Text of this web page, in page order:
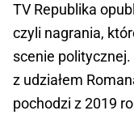
TV Republika
czyli nagrania,
scenie
z udziałem
pochodzi z 2019